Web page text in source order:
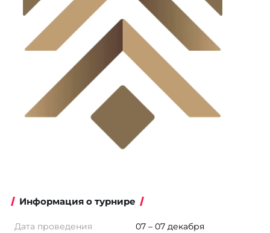
Информация о турнире
Дата проведения
07 – 07 декабря